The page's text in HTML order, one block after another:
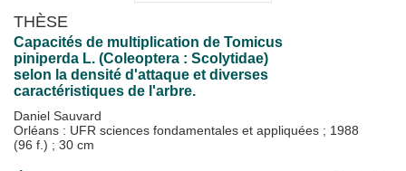
THÈSE
Capacités de multiplication de Tomicus
piniperda L. (Coleoptera : Scolytidae)
selon la densité d'attaque et diverses
caractéristiques de l'arbre.
Daniel Sauvard
Orléans : UFR sciences fondamentales et appliquées ; 1988
(96 f.) ; 30 cm